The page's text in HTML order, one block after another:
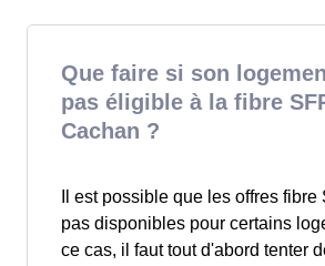
Que faire si son
pas éligible à la fibre
Cachan ?
Il est possible que les offres
pas disponibles pour certains
ce cas, il faut tout d'abord tenter